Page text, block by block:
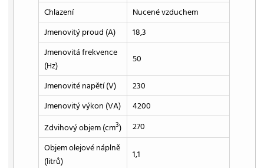
Chlazení
Nucené vzduchem
Jmenovitý proud (A)
18,3
Jmenovitá frekvence
(Hz)
50
Jmenovité napětí (V)
230
Jmenovitý výkon (VA)
4200
Zdvihový objem (cm3)
270
Objem olejové náplně
(litrů)
1,1